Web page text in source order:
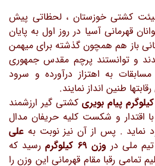
کشتی خوزستان ، لحظاتی پیش
قهرمانی آسیا در روز اول به پایان
باز هم همچون گذشته برای میهمن
و توانستند پرچم مقدس جمهوری
به اهتزاز درآورده و سرود
طنین انداز نمایند.
کشتی گیر ارزشمند
اقتدار و شکست کلیه حریفان مدال
نماید . پس از آن نیز نوبت به علی
ملی در وزن 69 کیلوگرم
رسید که
رقبا مقام قهرمانی این وزن را